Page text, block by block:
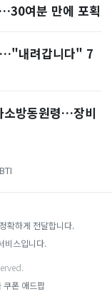
여분 만에 포획
…"내려갑니다" 7
소방동원령…장비
확하게 전달합니다.
비스입니다.
쿠폰 애드팝